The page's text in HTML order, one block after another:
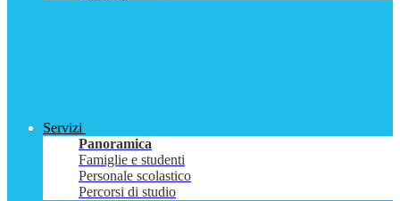
Servizi
Panoramica
Famiglie e studenti
Personale scolastico
Percorsi di studio